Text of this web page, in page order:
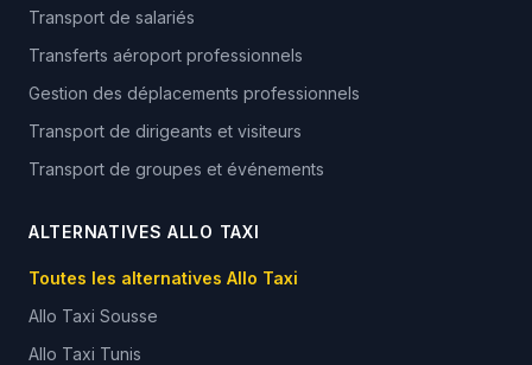
Transport de salariés
Transferts aéroport professionnels
Gestion des déplacements professionnels
Transport de dirigeants et visiteurs
Transport de groupes et événements
ALTERNATIVES ALLO TAXI
Toutes les alternatives Allo Taxi
Allo Taxi Sousse
Allo Taxi Tunis